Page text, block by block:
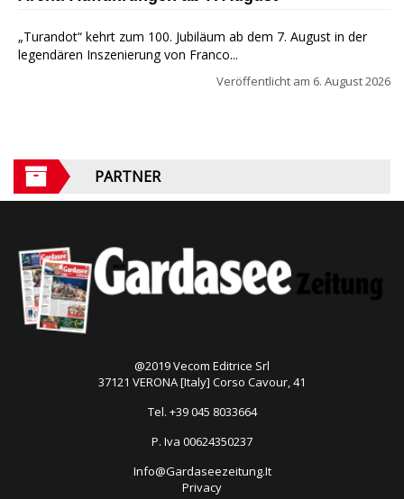
„Turandot“ kehrt zum 100. Jubiläum ab dem 7. August in der
legendären Inszenierung von Franco...
Veröffentlicht am 6. August 2026
PARTNER
@2019 Vecom Editrice Srl
37121 VERONA [Italy] Corso Cavour, 41
Tel. +39 045 8033664
P. Iva 00624350237
Info@Gardaseezeitung.It
Privacy